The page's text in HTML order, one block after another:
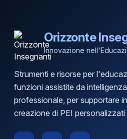
Orizzonte
Innovazione
Strumenti e risorse per
funzioni assistite da
professionale, per supportare
creazione di PEI